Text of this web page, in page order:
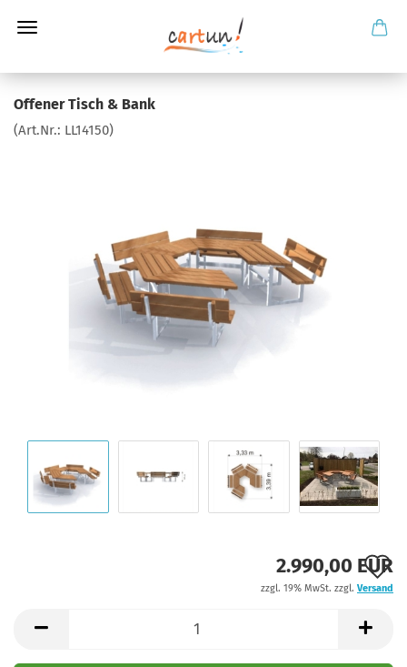
Offener Tisch & Bank
(Art.Nr.: LL14150)
2.990,00 EUR
zzgl. 19% MwSt. zzgl. Versand